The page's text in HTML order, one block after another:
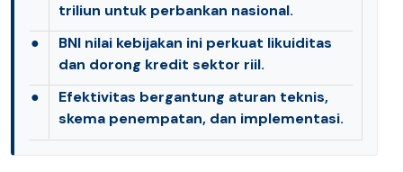
triliun untuk perbankan nasional.
●
BNI nilai kebijakan ini perkuat likuiditas
dan dorong kredit sektor riil.
●
Efektivitas bergantung aturan teknis,
skema penempatan, dan implementasi.